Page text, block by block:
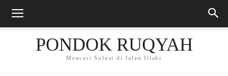
PONDOK RUQYAH
Mencari Solusi di Jalan Illahi